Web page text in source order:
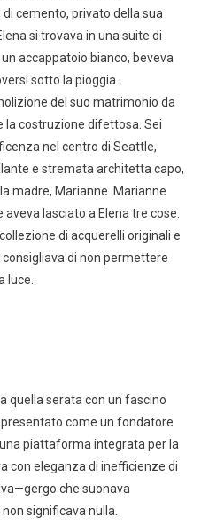
cemento, privato della sua
si trovava in una suite di
accappatoio bianco, beveva
sotto la pioggia.
del suo matrimonio da
la costruzione difettosa. Sei
nel centro di Seattle,
e stremata architetta capo,
madre, Marianne. Marianne
lasciato a Elena tre cose:
di acquerelli originali e
di non permettere
luce.
quella serata con un fascino
come un fondatore
piattaforma integrata per la
con eleganza di inefficienze di
che suonava
significava nulla.